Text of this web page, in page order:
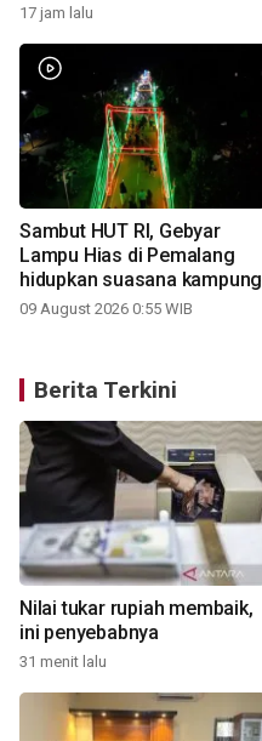
17 jam lalu
Sambut HUT RI, Gebyar
Lampu Hias di Pemalang
hidupkan suasana kampung
09 August 2026 0:55 WIB
Berita Terkini
Nilai tukar rupiah membaik,
ini penyebabnya
31 menit lalu